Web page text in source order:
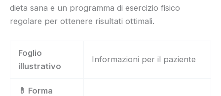
dieta sana e un programma di esercizio fisico
regolare per ottenere risultati ottimali.
Foglio
illustrativo
Informazioni per il paziente
💊 Forma